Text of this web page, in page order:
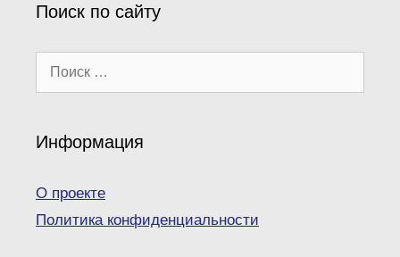
Поиск по сайту
Информация
О проекте
Политика конфиденциальности